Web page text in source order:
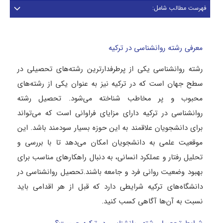
فهرست مطالب شامل:
معرفی رشته روانشناسی در ترکیه
رشته روانشناسی یکی از پرطرفدارترین رشته‌های تحصیلی در
سطح جهان است که در ترکیه نیز به عنوان یکی از رشته‌های
محبوب و پر مخاطب شناخته می‌شود. تحصیل رشته
روانشناسی در ترکیه دارای مزایای فراوانی است که می‌تواند
برای دانشجویان علاقمند به این حوزه بسیار سودمند باشد. این
موقعیت علمی به دانشجویان امکان می‌دهد تا با بررسی و
تحلیل رفتار و عملکرد انسانی، به دنبال راهکارهای مناسب برای
بهبود وضعیت روانی فرد و جامعه باشند.تحصیل روانشناسی در
دانشگاه‌های ترکیه شرایطی دارد که قبل از هر اقدامی باید
نسبت به آن‌ها آگاهی کسب کنید.